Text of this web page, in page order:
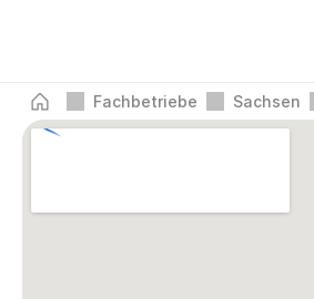
Fachbetriebe Sachsen